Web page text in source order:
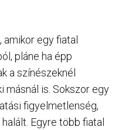
egy fiatal
pláne ha épp
a színészeknél
másnál is. Sokszor egy
figyelmetlenség,
Egyre több fiatal